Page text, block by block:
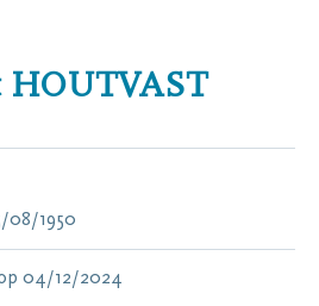
HOUTVAST
08/1950
04/12/2024